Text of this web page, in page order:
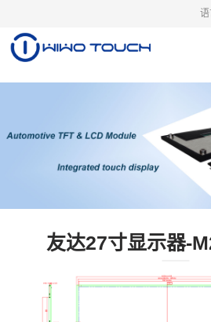
语
友达27寸显示器-